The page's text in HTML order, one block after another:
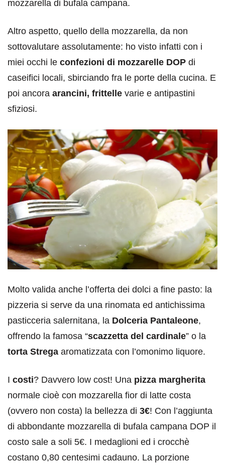
mozzarella di bufala campana.
Altro aspetto, quello della mozzarella, da non
sottovalutare assolutamente: ho visto infatti con i
miei occhi le confezioni di mozzarelle DOP di
caseifici locali, sbirciando fra le porte della cucina. E
poi ancora arancini, frittelle varie e antipastini
sfiziosi.
Molto valida anche l’offerta dei dolci a fine pasto: la
pizzeria si serve da una rinomata ed antichissima
pasticceria salernitana, la Dolceria Pantaleone,
offrendo la famosa “scazzetta del cardinale” o la
torta Strega aromatizzata con l’omonimo liquore.
I costi? Davvero low cost! Una pizza margherita
normale cioè con mozzarella fior di latte costa
(ovvero non costa) la bellezza di 3€! Con l’aggiunta
di abbondante mozzarella di bufala campana DOP il
costo sale a soli 5€. I medaglioni ed i crocchè
costano 0,80 centesimi cadauno. La porzione